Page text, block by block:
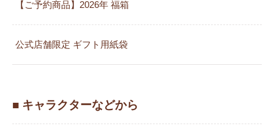
【ご予約商品】2026年 福箱
公式店舗限定 ギフト用紙袋
■ キャラクターなどから